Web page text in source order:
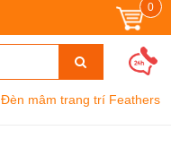
0
Đèn mâm trang trí Feathers